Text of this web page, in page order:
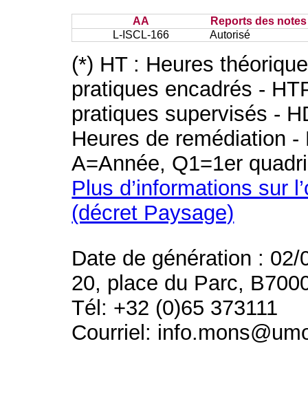
AA
Reports des
L-ISCL-166
Autorisé
(*) HT : Heures
pratiques encadrés -
pratiques supervisés -
Heures de remédiation
A=Année, Q1=1er
Plus d’informations sur
(décret Paysage)
Date de génération : 02/
20, place du Parc,
Tél: +32 (0)65 373111
Courriel: